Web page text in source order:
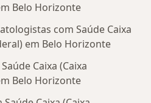
Belo Horizonte
com Saúde Caixa
em Belo Horizonte
Caixa (Caixa
Belo Horizonte